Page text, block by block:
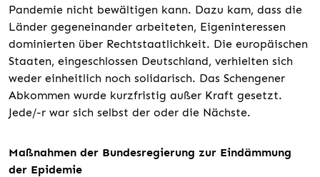
Pandemie nicht bewältigen kann. Dazu kam, dass die
Länder gegeneinander arbeiteten, Eigeninteressen
dominierten über Rechtstaatlichkeit. Die europäischen
Staaten, eingeschlossen Deutschland, verhielten sich
weder einheitlich noch solidarisch. Das Schengener
Abkommen wurde kurzfristig außer Kraft gesetzt.
Jede/-r war sich selbst der oder die Nächste.
Maßnahmen der Bundesregierung zur Eindämmung
der Epidemie